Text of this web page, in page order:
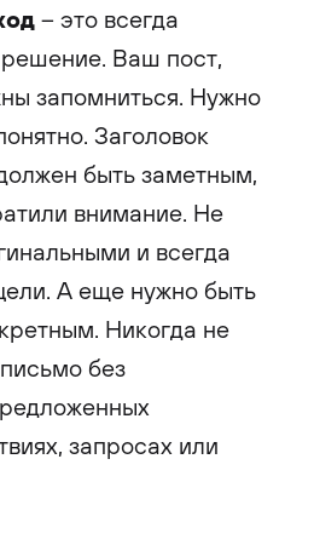
– это всегда
Ваш пост,
запомниться. Нужно
Заголовок
быть заметным,
внимание. Не
и всегда
А еще нужно быть
Никогда не
без
запросах или